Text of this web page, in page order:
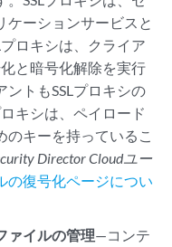
ケーションサービスと
ロキシは、クライア
と暗号化解除を実行
トもSSLプロキシの
キシは、ペイロード
のキーを持っているこ
Director Cloudユー
の復号化ページについ
ァイルの管理—コンテ